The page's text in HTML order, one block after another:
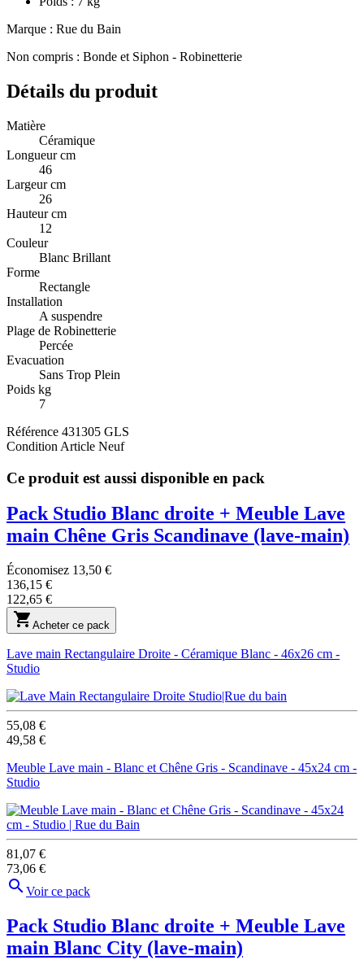
Marque : Rue du Bain
Non compris : Bonde et Siphon - Robinetterie
Détails du produit
Matière
Céramique
Longueur cm
46
Largeur cm
26
Hauteur cm
12
Couleur
Blanc Brillant
Forme
Rectangle
Installation
A suspendre
Plage de Robinetterie
Percée
Evacuation
Sans Trop Plein
Poids kg
7
Référence 431305 GLS
Condition Article Neuf
Ce produit est aussi disponible en pack
Pack Studio Blanc droite + Meuble Lave
main Chêne Gris Scandinave (lave-main)
Économisez 13,50 €
136,15 €
122,65 €
 Acheter ce pack
Lave main Rectangulaire Droite - Céramique Blanc - 46x26 cm -
Studio
55,08 €
49,58 €
Meuble Lave main - Blanc et Chêne Gris - Scandinave - 45x24 cm -
Studio
81,07 €
73,06 €
Voir ce pack
Pack Studio Blanc droite + Meuble Lave
main Blanc City (lave-main)